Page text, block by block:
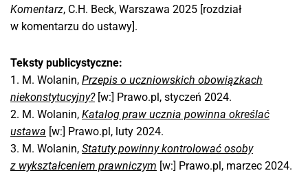
Komentarz, C.H. Beck, Warszawa 2025 [rozdział
w komentarzu do ustawy].
Teksty publicystyczne:
1. M. Wolanin, Przepis o uczniowskich obowiązkach
niekonstytucyjny?[w:] Prawo.pl, styczeń 2024.
2. M. Wolanin, Katalog praw ucznia powinna określać
ustawa [w:] Prawo.pl, luty 2024.
3. M. Wolanin, Statuty powinny kontrolować osoby
z wykształceniem prawniczym [w:] Prawo.pl, marzec 2024.